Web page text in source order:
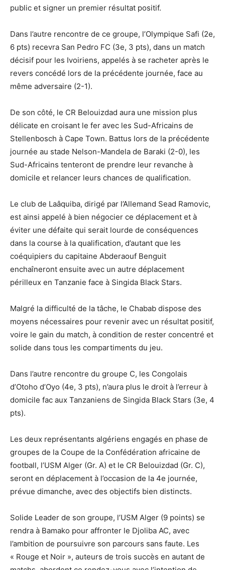
public et signer un premier résultat positif.
Dans l’autre rencontre de ce groupe, l’Olympique Safi (2e,
6 pts) recevra San Pedro FC (3e, 3 pts), dans un match
décisif pour les Ivoiriens, appelés à se racheter après le
revers concédé lors de la précédente journée, face au
même adversaire (2-1).
De son côté, le CR Belouizdad aura une mission plus
délicate en croisant le fer avec les Sud-Africains de
Stellenbosch à Cape Town. Battus lors de la précédente
journée au stade Nelson-Mandela de Baraki (2-0), les
Sud-Africains tenteront de prendre leur revanche à
domicile et relancer leurs chances de qualification.
Le club de Laâquiba, dirigé par l’Allemand Sead Ramovic,
est ainsi appelé à bien négocier ce déplacement et à
éviter une défaite qui serait lourde de conséquences
dans la course à la qualification, d’autant que les
coéquipiers du capitaine Abderaouf Benguit
enchaîneront ensuite avec un autre déplacement
périlleux en Tanzanie face à Singida Black Stars.
Malgré la difficulté de la tâche, le Chabab dispose des
moyens nécessaires pour revenir avec un résultat positif,
voire le gain du match, à condition de rester concentré et
solide dans tous les compartiments du jeu.
Dans l’autre rencontre du groupe C, les Congolais
d’Otoho d’Oyo (4e, 3 pts), n’aura plus le droit à l’erreur à
domicile fac aux Tanzaniens de Singida Black Stars (3e, 4
pts).
Les deux représentants algériens engagés en phase de
groupes de la Coupe de la Confédération africaine de
football, l’USM Alger (Gr. A) et le CR Belouizdad (Gr. C),
seront en déplacement à l’occasion de la 4e journée,
prévue dimanche, avec des objectifs bien distincts.
Solide Leader de son groupe, l’USM Alger (9 points) se
rendra à Bamako pour affronter le Djoliba AC, avec
l’ambition de poursuivre son parcours sans faute. Les
« Rouge et Noir », auteurs de trois succès en autant de